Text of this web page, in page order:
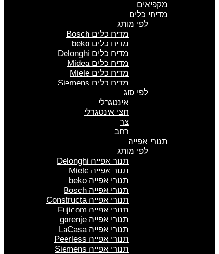
מקפיאים
מדיחי כלים
לפי מותג
מדיח כלים Bosch
מדיח כלים beko
מדיח כלים Delonghi
מדיח כלים Midea
מדיח כלים Miele
מדיח כלים Siemens
לפי סוג
אינטגרלי
חצי אינטגרלי
צר
רחב
תנורי אפייה
לפי מותג
תנור אפייה Delonghi
תנור אפייה Miele
תנורי אפייה beko
תנורי אפייה Bosch
תנורי אפייה Constructa
תנורי אפייה Fujicom
תנורי אפייה gorenje
תנורי אפייה LaCasa
תנורי אפייה Peerless
תנורי אפייה Siemens